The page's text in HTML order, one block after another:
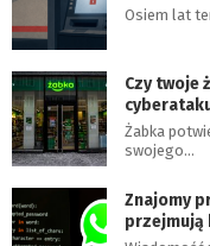
Osiem lat
Czy twoje
Żabka
swojego…
Znajomy
przejmują